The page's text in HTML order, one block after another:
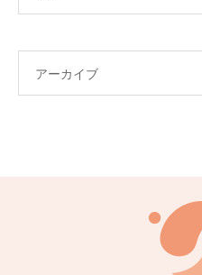
アーカイブ